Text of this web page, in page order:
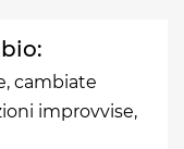
cambiate
improvvise,